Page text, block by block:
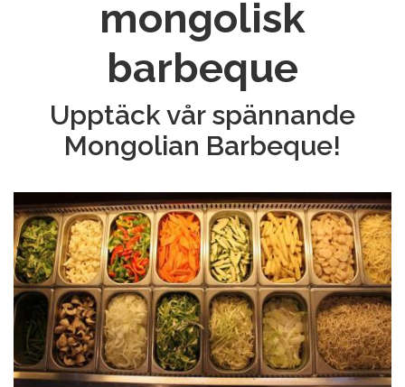
mongolisk
barbeque
Upptäck vår spännande
Mongolian Barbeque!